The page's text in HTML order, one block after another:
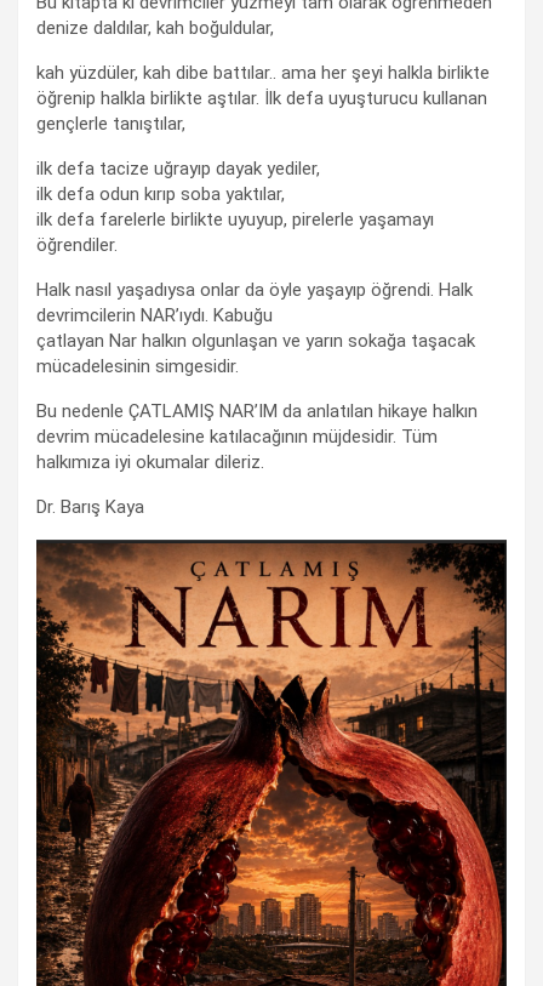
denize daldılar, kah boğuldular,
kah yüzdüler, kah dibe battılar.. ama her şeyi halkla birlikte
öğrenip halkla birlikte aştılar. İlk defa uyuşturucu kullanan
gençlerle tanıştılar,
ilk defa tacize uğrayıp dayak yediler,
ilk defa odun kırıp soba yaktılar,
ilk defa farelerle birlikte uyuyup, pirelerle yaşamayı
öğrendiler.
Halk nasıl yaşadıysa onlar da öyle yaşayıp öğrendi. Halk
devrimcilerin NAR’ıydı. Kabuğu
çatlayan Nar halkın olgunlaşan ve yarın sokağa taşacak
mücadelesinin simgesidir.
Bu nedenle ÇATLAMIŞ NAR’IM da anlatılan hikaye halkın
devrim mücadelesine katılacağının müjdesidir. Tüm
halkımıza iyi okumalar dileriz.
Dr. Barış Kaya